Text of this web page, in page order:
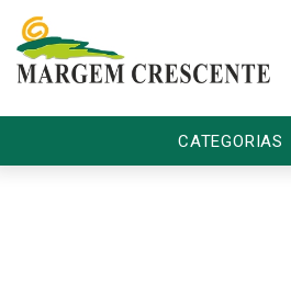
CATEGORIAS